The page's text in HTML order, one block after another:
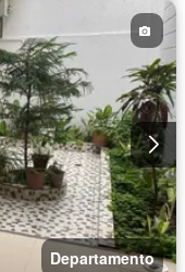
Departamento